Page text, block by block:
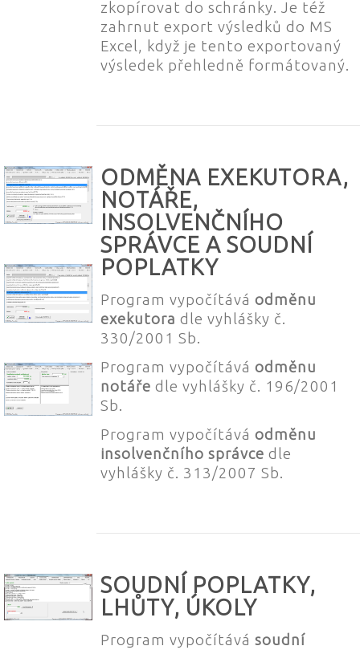
zkopírovat do schránky. Je též
zahrnut export výsledků do MS
Excel, když je tento exportovaný
výsledek přehledně formátovaný.
ODMĚNA EXEKUTORA,
NOTÁŘE,
INSOLVENČNÍHO
SPRÁVCE A SOUDNÍ
POPLATKY
Program vypočítává odměnu
exekutora dle vyhlášky č.
330/2001 Sb.
Program vypočítává odměnu
notáře dle vyhlášky č. 196/2001
Sb.
Program vypočítává odměnu
insolvenčního správce dle
vyhlášky č. 313/2007 Sb.
SOUDNÍ POPLATKY,
LHŮTY, ÚKOLY
Program vypočítává soudní